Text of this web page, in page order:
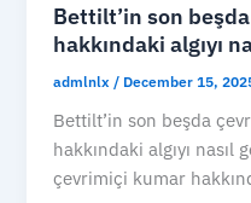
Bettilt’in son
hakkındaki algıyı
admlnlx/ December 15,
Bettilt’in son beşda
hakkındaki algıyı
çevrimiçi kumar